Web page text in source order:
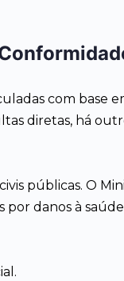
com base
diretas, há
públicas. O
danos à